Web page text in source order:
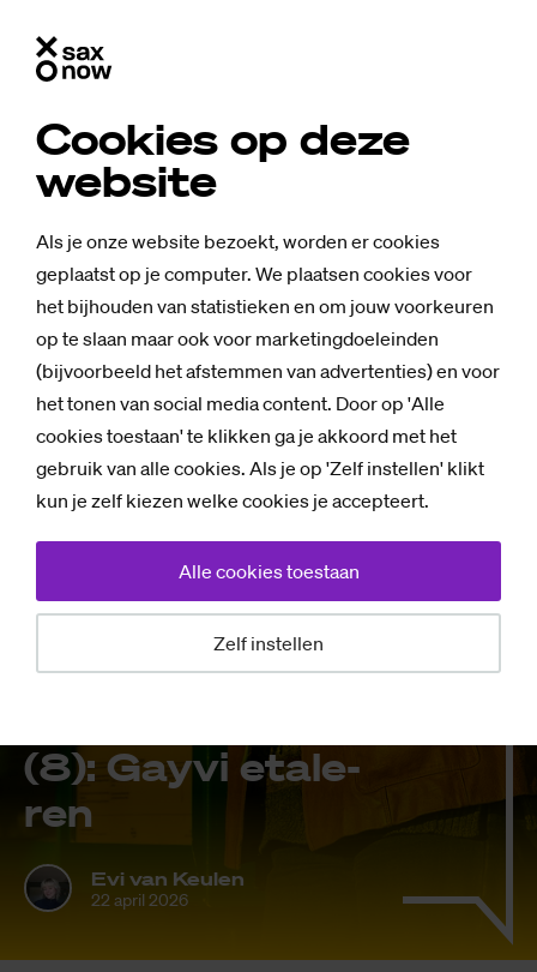
Cookies op deze
website
Als je onze website bezoekt, worden er cookies
geplaatst op je computer. We plaatsen cookies voor
het bijhouden van statistieken en om jouw voorkeuren
op te slaan maar ook voor marketingdoeleinden
(bijvoorbeeld het afstemmen van advertenties) en voor
het tonen van social media content. Door op 'Alle
cookies toestaan' te klikken ga je akkoord met het
gebruik van alle cookies. Als je op 'Zelf instellen' klikt
kun je zelf kiezen welke cookies je accepteert.
Zelf instellen
Alle cookies toestaan
Mensen
(8): Gay­vi eta­le­
ren
Evi van Keulen
22 april 2026